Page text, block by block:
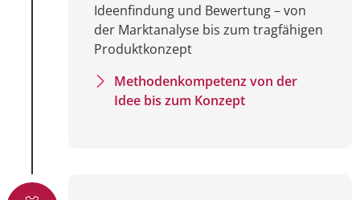
Ideenfindung und Bewertung – von
der Marktanalyse bis zum tragfähigen
Produktkonzept
Methodenkompetenz von der
Idee bis zum Konzept